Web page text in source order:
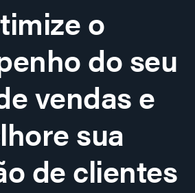
o
do seu
vendas e
sua
de clientes